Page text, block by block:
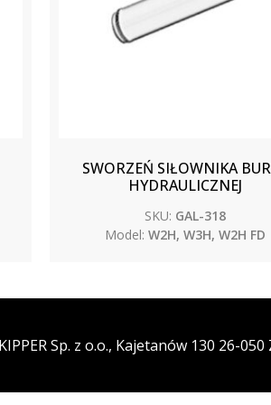
SWORZEŃ SIŁOWNIKA
HYDRAULICZNEJ
SKU: GAL-318
Model: W2H, W3H, W2H FD
Sp. z o.o., Kajetanów 130 26-